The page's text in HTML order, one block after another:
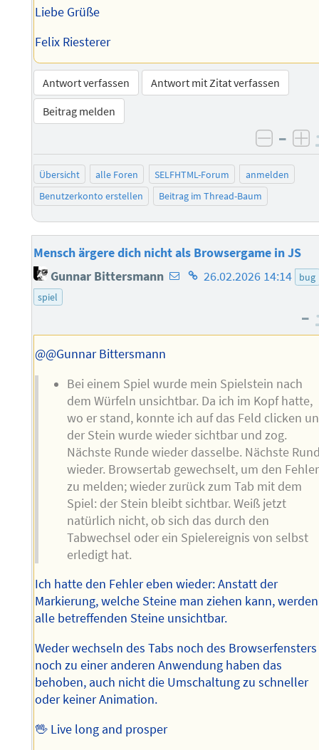
Liebe Grüße
Felix Riesterer
Antwort verfassen
Antwort mit Zitat verfassen
Beitrag melden
–
Übersicht alle Foren SELFHTML-Forum
anmelden
Benutzerkonto erstellen
Beitrag im Thread-Baum
Mensch ärgere dich nicht als Browsergame in JS
Gunnar Bittersmann E-
des
Homepage
26.02.2026 14:14
bug
spiel
–
@@Gunnar Bittersmann
Bei einem Spiel wurde mein Spielstein nach
dem Würfeln unsichtbar. Da ich im Kopf hatte,
wo er stand, konnte ich auf das Feld clicken
der Stein wurde wieder sichtbar und zog.
Nächste Runde wieder dasselbe. Nächste
wieder. Browsertab gewechselt, um den Fehler
zu melden; wieder zurück zum Tab mit dem
Spiel: der Stein bleibt sichtbar. Weiß jetzt
natürlich nicht, ob sich das durch den
Tabwechsel oder ein Spielereignis von selbst
erledigt hat.
Ich hatte den Fehler eben wieder: Anstatt der
Markierung, welche Steine man ziehen kann, werden
alle betreffenden Steine unsichtbar.
Weder wechseln des Tabs noch des Browserfensters
noch zu einer anderen Anwendung haben das
behoben, auch nicht die Umschaltung zu schneller
oder keiner Animation.
🖖 Live long and prosper